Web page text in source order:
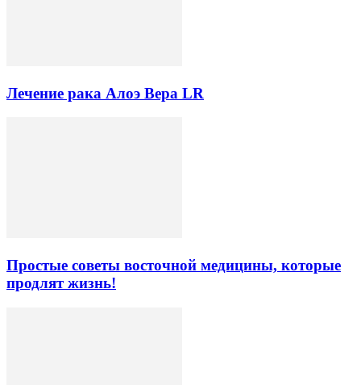
Лечение рака Алоэ Вера LR
Простые советы восточной медицины, которые
продлят жизнь!